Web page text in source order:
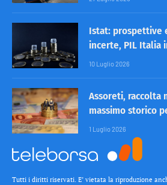
Istat: prospettive
incerte, PIL Italia
10 Luglio 2026
Assoreti, raccolta
massimo storico
1 Luglio 2026
Tutti i diritti riservati. E’ vietata la riproduzione